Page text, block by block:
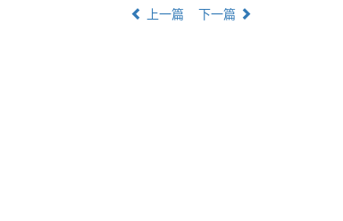
上一篇 下一篇